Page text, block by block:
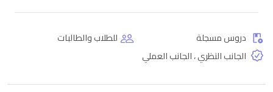
دروس مسجلة
للطلاب والطالبات
الجانب النظري ، الجانب العملي